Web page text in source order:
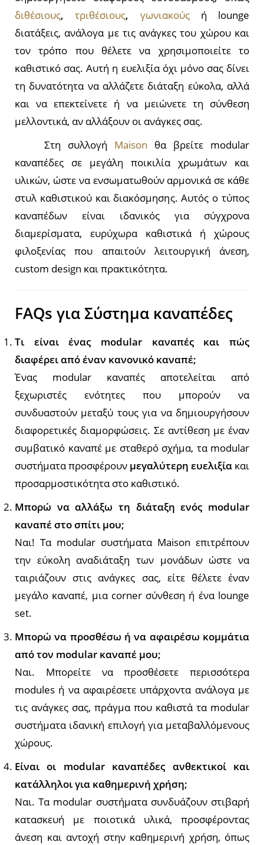
διθέσιους,τριθέσιους, γωνιακούςή lounge
διατάξεις, ανάλογα με τις ανάγκες του χώρου και
τον τρόπο που θέλετε να χρησιμοποιείτε το
καθιστικό σας. Αυτή η ευελιξία όχι μόνο σας δίνει
τη δυνατότητα να αλλάζετε διάταξη εύκολα, αλλά
και να επεκτείνετε ή να μειώνετε τη σύνθεση
μελλοντικά, αν αλλάξουν οι ανάγκες σας.
Στη συλλογή Maison θα βρείτε modular
καναπέδες σε μεγάλη ποικιλία χρωμάτων και
υλικών, ώστε να ενσωματωθούν αρμονικά σε κάθε
στυλ καθιστικού και διακόσμησης. Αυτός ο τύπος
καναπέδων είναι ιδανικός για σύγχρονα
διαμερίσματα, ευρύχωρα καθιστικά ή χώρους
φιλοξενίας που απαιτούν λειτουργική άνεση,
custom design και πρακτικότητα.
FAQs για Σύστημα καναπέδες
Τι είναι ένας modular καναπές και πώς
διαφέρει από έναν κανονικό καναπέ;
Ένας modular καναπές αποτελείται από
ξεχωριστές ενότητες που μπορούν να
συνδυαστούν μεταξύ τους για να δημιουργήσουν
διαφορετικές διαμορφώσεις. Σε αντίθεση με έναν
συμβατικό καναπέ με σταθερό σχήμα, τα modular
συστήματα προσφέρουν μεγαλύτερη ευελιξία και
προσαρμοστικότητα στο καθιστικό.
Μπορώ να αλλάξω τη διάταξη ενός modular
καναπέ στο σπίτι μου;
Ναι! Τα modular συστήματα Maison επιτρέπουν
την εύκολη αναδιάταξη των μονάδων ώστε να
ταιριάζουν στις ανάγκες σας, είτε θέλετε έναν
μεγάλο καναπέ, μια corner σύνθεση ή ένα lounge
set.
Μπορώ να προσθέσω ή να αφαιρέσω κομμάτια
από τον modular καναπέ μου;
Ναι. Μπορείτε να προσθέσετε περισσότερα
modules ή να αφαιρέσετε υπάρχοντα ανάλογα με
τις ανάγκες σας, πράγμα που καθιστά τα modular
συστήματα ιδανική επιλογή για μεταβαλλόμενους
χώρους.
Είναι οι modular καναπέδες ανθεκτικοί και
κατάλληλοι για καθημερινή χρήση;
Ναι. Τα modular συστήματα συνδυάζουν στιβαρή
κατασκευή με ποιοτικά υλικά, προσφέροντας
άνεση και αντοχή στην καθημερινή χρήση, όπως